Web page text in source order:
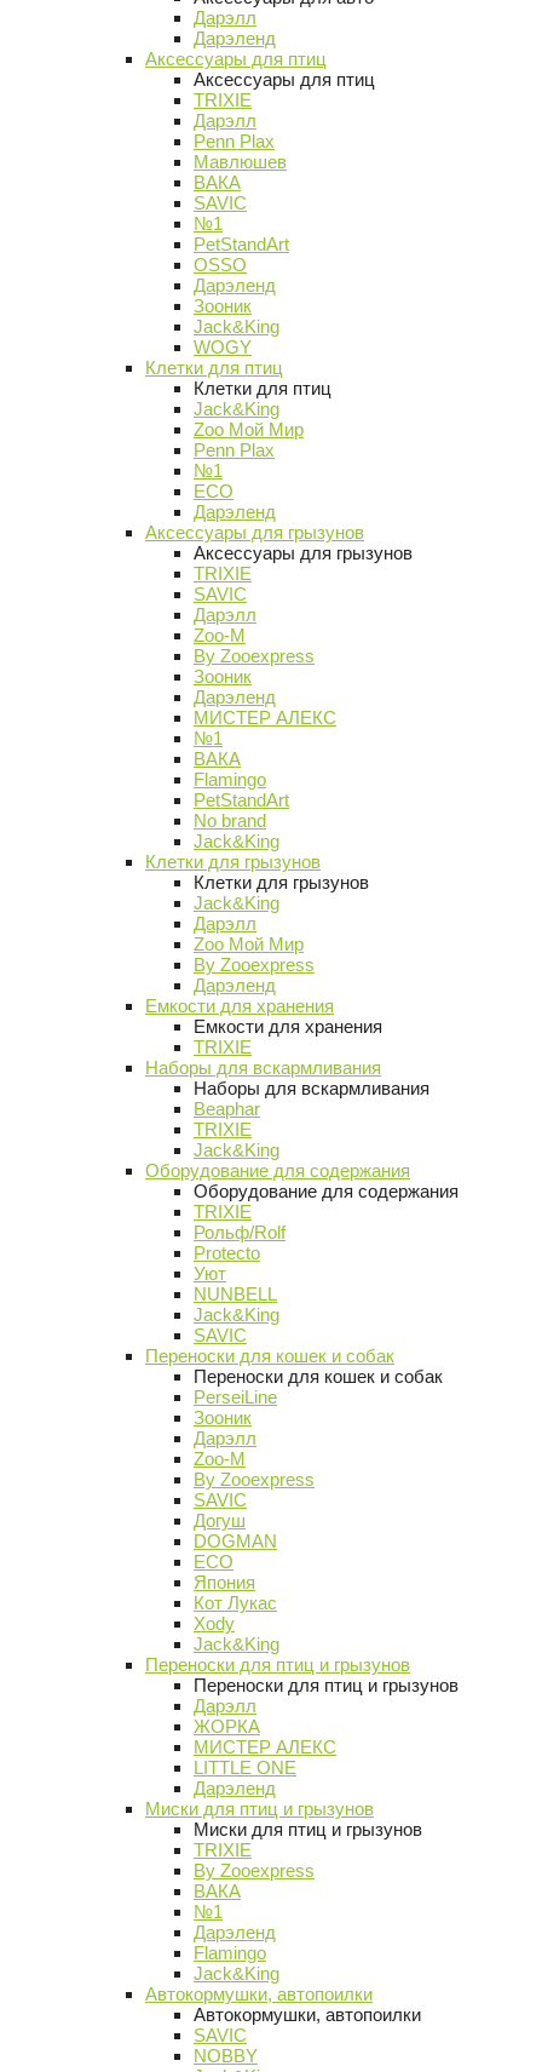
Дарэлл
Дарэленд
Аксессуары для птиц
Аксессуары для птиц
TRIXIE
Дарэлл
Penn Plax
Мавлюшев
ВАКА
SAVIC
№1
PetStandArt
OSSO
Дарэленд
Зооник
Jack&King
WOGY
Клетки для птиц
Клетки для птиц
Jack&King
Zoo Мой Мир
Penn Plax
№1
ECO
Дарэленд
Аксессуары для грызунов
Аксессуары для грызунов
TRIXIE
SAVIC
Дарэлл
Zoo-M
By Zooexpress
Зооник
Дарэленд
МИСТЕР АЛЕКС
№1
ВАКА
Flamingo
PetStandArt
No brand
Jack&King
Клетки для грызунов
Клетки для грызунов
Jack&King
Дарэлл
Zoo Мой Мир
By Zooexpress
Дарэленд
Емкости для хранения
Емкости для хранения
TRIXIE
Наборы для вскармливания
Наборы для вскармливания
Beaphar
TRIXIE
Jack&King
Оборудование для содержания
Оборудование для содержания
TRIXIE
Рольф/Rolf
Protecto
Уют
NUNBELL
Jack&King
SAVIC
Переноски для кошек и собак
Переноски для кошек и собак
PerseiLine
Зооник
Дарэлл
Zoo-M
By Zooexpress
SAVIC
Догуш
DOGMAN
ECO
Япония
Кот Лукас
Xody
Jack&King
Переноски для птиц и грызунов
Переноски для птиц и грызунов
Дарэлл
ЖОРКА
МИСТЕР АЛЕКС
LITTLE ONE
Дарэленд
Миски для птиц и грызунов
Миски для птиц и грызунов
TRIXIE
By Zooexpress
ВАКА
№1
Дарэленд
Flamingo
Jack&King
Автокормушки, автопоилки
Автокормушки, автопоилки
SAVIC
NOBBY